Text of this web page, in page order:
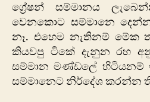
ග්‍රේෂන් සම්මානය
වෙනකොට සම්මානෙ
නෑ. එහෙම නැතිනම් මේක
කියවපු ටිකේ දැනුන රහ
සම්මාන මණ්ඩලේ හිටියනම්
සම්මානෙට නිර්දේශ කරන්න